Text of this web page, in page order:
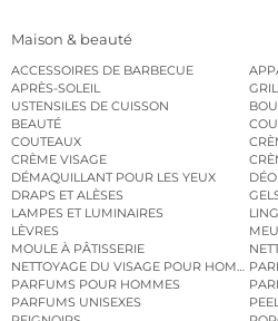
Maison & beauté
ACCESSOIRES DE BARBECUE
APRÈS-SOLEIL
USTENSILES DE CUISSON
BEAUTÉ
COUTEAUX
CRÈME VISAGE
DÉMAQUILLANT POUR LES YEUX
DRAPS ET ALÈSES
LAMPES ET LUMINAIRES
LÈVRES
MOULE À PÂTISSERIE
NETTOYAGE DU VISAGE POUR HOMMES
PARFUMS POUR HOMMES
PARFUMS UNISEXES